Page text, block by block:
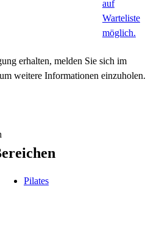
erhalten, melden Sie sich im
weitere Informationen einzuholen.
Pilates